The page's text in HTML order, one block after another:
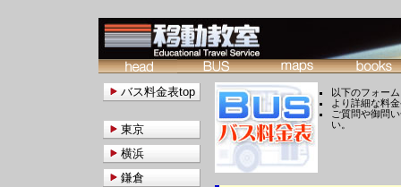
以下のフォー
より詳細な料
ご質問や御問
い。
バス料金表top
東京
横浜
鎌倉